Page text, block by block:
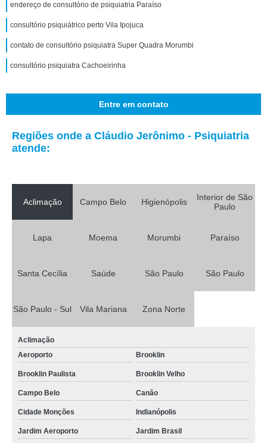
endereço de consultório de psiquiatria Paraíso
consultório psiquiátrico perto Vila Ipojuca
contato de consultório psiquiatra Super Quadra Morumbi
consultório psiquiatra Cachoeirinha
Entre em contato
Regiões onde a Cláudio Jerônimo - Psiquiatria
atende:
Aclimação Campo Belo Higienópolis
Interior de São
Paulo
Lapa Moema Morumbi Paraíso
Santa Cecília Saúde São Paulo São Paulo
São Paulo - Sul Vila Mariana Zona Norte
Aclimação
Aeroporto
Brooklin
Brooklin Paulista Brooklin Velho
Campo Belo Canão
Cidade Monções Indianópolis
Jardim Aeroporto Jardim Brasil